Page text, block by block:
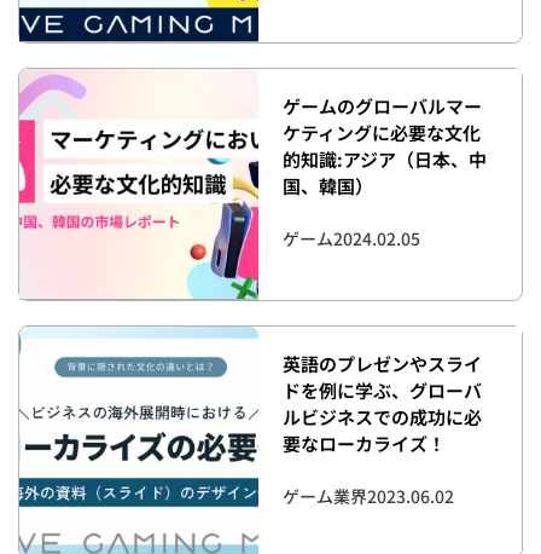
ゲームのグローバルマー
ケティングに必要な文化
的知識:アジア（日本、中
国、韓国）
ゲーム2024.02.05
英語のプレゼンやスライ
ドを例に学ぶ、グローバ
ルビジネスでの成功に必
要なローカライズ！
ゲーム業界2023.06.02